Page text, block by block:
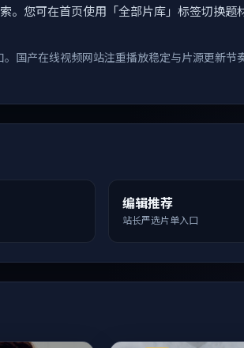
您可在首页使用「全部片库」标签切换题
国产在线视频网站注重播放稳定与片源更新节
编辑推荐
站长严选片单入口